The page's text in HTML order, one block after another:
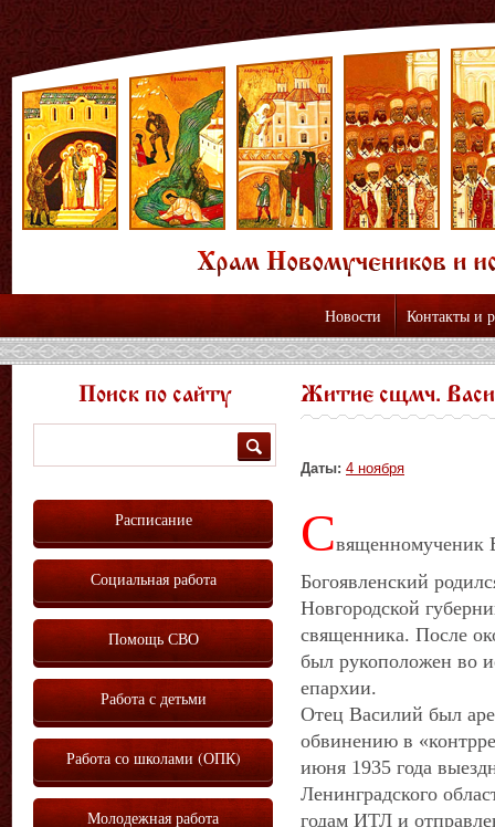
Новости Контакты и
Житие сщмч.
Даты: 4 ноября
Священномученик
Богоявленский
Новгородской
священника. После
был рукоположен во
епархии.
Отец Василий был
обвинению в
июня 1935 года
Ленинградского
годам ИТЛ и
Поиск по сайту
Расписание
Социальная работа
Помощь СВО
Работа с детьми
Работа со школами (ОПК)
Молодежная работа